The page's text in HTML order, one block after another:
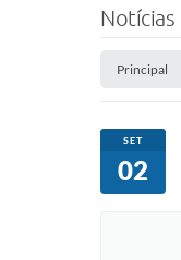
Notícias
Principal
SET
02